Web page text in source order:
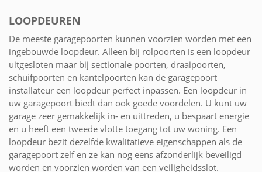
LOOPDEUREN
De meeste garagepoorten kunnen voorzien worden met een
ingebouwde loopdeur. Alleen bij rolpoorten is een loopdeur
uitgesloten maar bij sectionale poorten, draaipoorten,
schuifpoorten en kantelpoorten kan de garagepoort
installateur een loopdeur perfect inpassen. Een loopdeur in
uw garagepoort biedt dan ook goede voordelen. U kunt uw
garage zeer gemakkelijk in- en uittreden, u bespaart energie
en u heeft een tweede vlotte toegang tot uw woning. Een
loopdeur bezit dezelfde kwalitatieve eigenschappen als de
garagepoort zelf en ze kan nog eens afzonderlijk beveiligd
worden en voorzien worden van een veiligheidsslot.